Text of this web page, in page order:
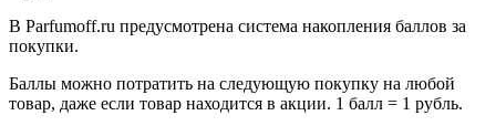
В Parfumoff.ru предусмотрена система накопления баллов за
покупки.
Баллы можно потратить на следующую покупку на любой
товар, даже если товар находится в акции. 1 балл = 1 рубль.